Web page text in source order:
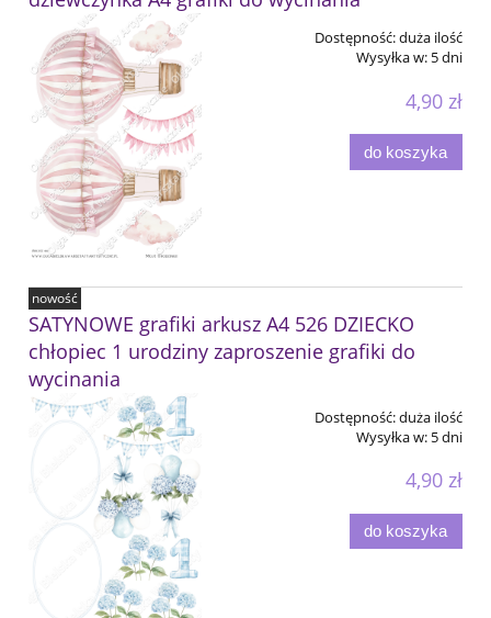
Dostępność:duża ilość
Wysyłka w: 5 dni
4,90 zł
do koszyka
SATYNOWE grafiki arkusz A4 526 DZIECKO
chłopiec 1 urodziny zaproszenie grafiki do
wycinania
Dostępność:duża ilość
Wysyłka w: 5 dni
4,90 zł
do koszyka
nowość